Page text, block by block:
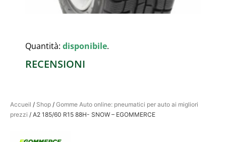
Accueil / Shop / Gomme Auto online: pneumatici per auto ai migliori
prezzi / A2 185/60 R15 88H- SNOW – EGOMMERCE
Quantità: disponibile.
RECENSIONI